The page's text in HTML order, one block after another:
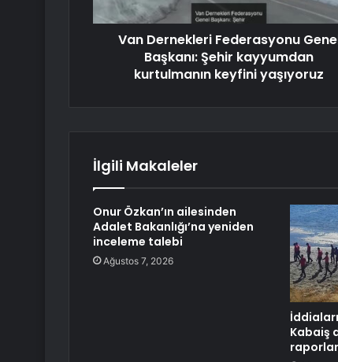
Van Dernekleri Federasyonu
Başkanı: Şehir kayyumdan
kurtulmanın keyfini yaşıyoruz
İlgili Makaleler
Onur Özkan’ın ailesinden
Adalet Bakanlığı’na yeniden
inceleme talebi
Ağustos 7, 2026
Kabaiş